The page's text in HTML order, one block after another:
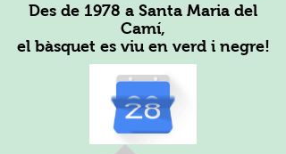
Des de 1978 a Santa Maria del
Camí,
el bàsquet es viu en verd i negre!